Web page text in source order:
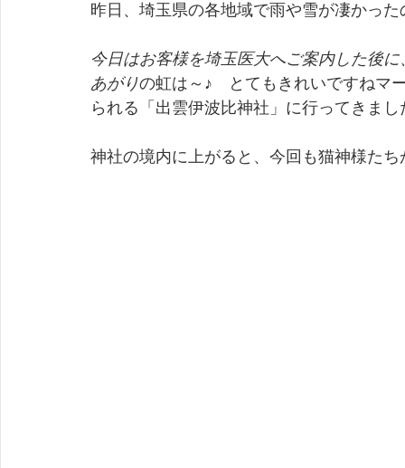
昨日、埼玉県の各地域で雨や雪が凄かっ
今日はお客様を埼玉医大へご案内した後
あがりの虹は～♪　とてもきれいですねマ
られる「出雲伊波比神社」に行ってきまし
神社の境内に上がると、今回も猫神様た